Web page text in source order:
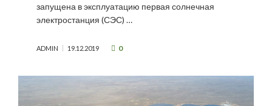
запущена в эксплуатацию первая солнечная
электростанция (СЭС) …
ADMIN 19.12.2019 0